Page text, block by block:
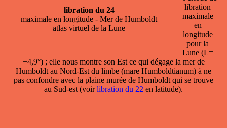
libration du 24
maximale en longitude - Mer de Humboldt
atlas virtuel de la Lune
libration
maximale
en
longitude
pour la
Lune (L=
+4,9°) ; elle nous montre son Est ce qui dégage la mer de
Humboldt au Nord-Est du limbe (mare Humboldtianum) à ne
pas confondre avec la plaine murée de Humboldt qui se trouve
au Sud-est (voirlibration du 22 en latitude).